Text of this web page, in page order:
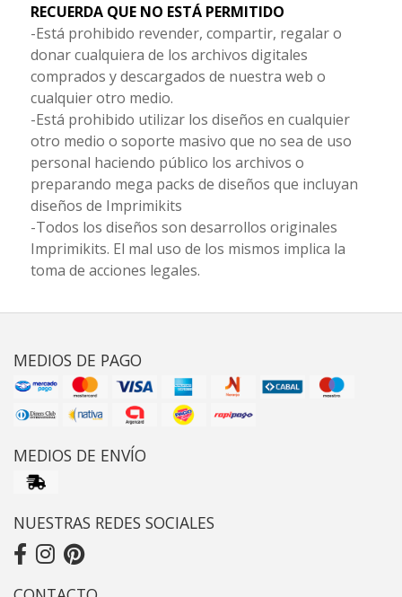
RECUERDA QUE NO ESTÁ PERMITIDO
-Está prohibido revender, compartir, regalar o
donar cualquiera de los archivos digitales
comprados y descargados de nuestra web o
cualquier otro medio.
-Está prohibido utilizar los diseños en cualquier
otro medio o soporte masivo que no sea de uso
personal haciendo público los archivos o
preparando mega packs de diseños que incluyan
diseños de Imprimikits
-Todos los diseños son desarrollos originales
Imprimikits. El mal uso de los mismos implica la
toma de acciones legales.
MEDIOS DE PAGO
MEDIOS DE ENVÍO
NUESTRAS REDES SOCIALES